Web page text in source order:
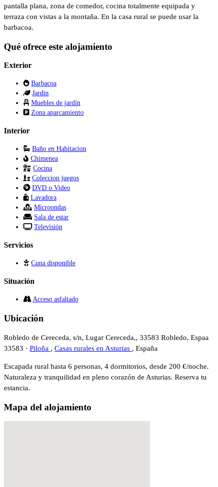
pantalla plana, zona de comedor, cocina totalmente equipada y
terraza con vistas a la montaña. En la casa rural se puede usar la
barbacoa.
Qué ofrece este alojamiento
Exterior
Barbacoa
Jardin
Muebles de jardín
Zona aparcamiento
Interior
Baño en Habitacion
Chimenea
Cocina
Coleccion juegos
DVD o Video
Lavadora
Microondas
Sala de estar
Televisión
Servicios
Cuna disponible
Situación
Acceso asfaltado
Ubicación
Robledo de Cereceda, s/n, Lugar Cereceda,, 33583 Robledo, Espaa
33583 · Piloña , Casas rurales en Asturias , España
Escapada rural hasta 6 personas, 4 dormitorios, desde 200 €/noche.
Naturaleza y tranquilidad en pleno corazón de Asturias. Reserva tu
estancia.
Mapa del alojamiento